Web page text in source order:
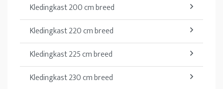
Kledingkast 200 cm breed
Kledingkast 220 cm breed
Kledingkast 225 cm breed
Kledingkast 230 cm breed